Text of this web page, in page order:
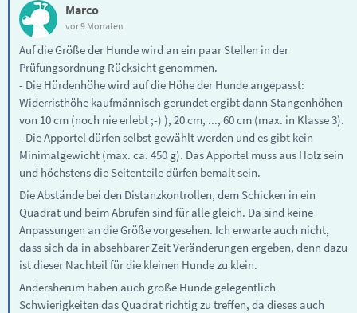
Marco
vor 9 Monaten
Auf die Größe der Hunde wird an ein paar Stellen in der
Prüfungsordnung Rücksicht genommen.
- Die Hürdenhöhe wird auf die Höhe der Hunde angepasst:
Widerristhöhe kaufmännisch gerundet ergibt dann Stangenhöhen
von 10 cm (noch nie erlebt ;-) ), 20 cm, ..., 60 cm (max. in Klasse 3).
- Die Apportel dürfen selbst gewählt werden und es gibt kein
Minimalgewicht (max. ca. 450 g). Das Apportel muss aus Holz sein
und höchstens die Seitenteile dürfen bemalt sein.
Die Abstände bei den Distanzkontrollen, dem Schicken in ein
Quadrat und beim Abrufen sind für alle gleich. Da sind keine
Anpassungen an die Größe vorgesehen. Ich erwarte auch nicht,
dass sich da in absehbarer Zeit Veränderungen ergeben, denn dazu
ist dieser Nachteil für die kleinen Hunde zu klein.
Andersherum haben auch große Hunde gelegentlich
Schwierigkeiten das Quadrat richtig zu treffen, da dieses auch